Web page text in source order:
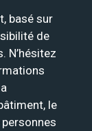
basé sur
de
N’hésitez
le